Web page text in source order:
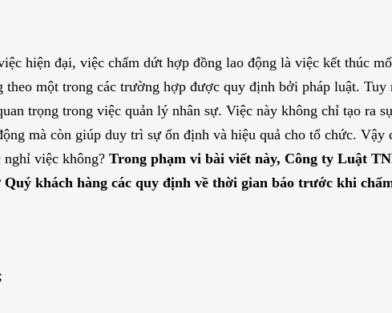
hiện đại, việc chấm dứt hợp đồng lao động là việc kết thúc
theo một trong các trường hợp được quy định bởi pháp luật.
trọng trong việc quản lý nhân sự. Việc này không chỉ tạo ra
mà còn giúp duy trì sự ổn định và hiệu quả cho tổ chức.
việc không? Trong phạm vi bài viết này, Công ty Luật
Quý khách hàng các quy định về thời gian báo trước khi